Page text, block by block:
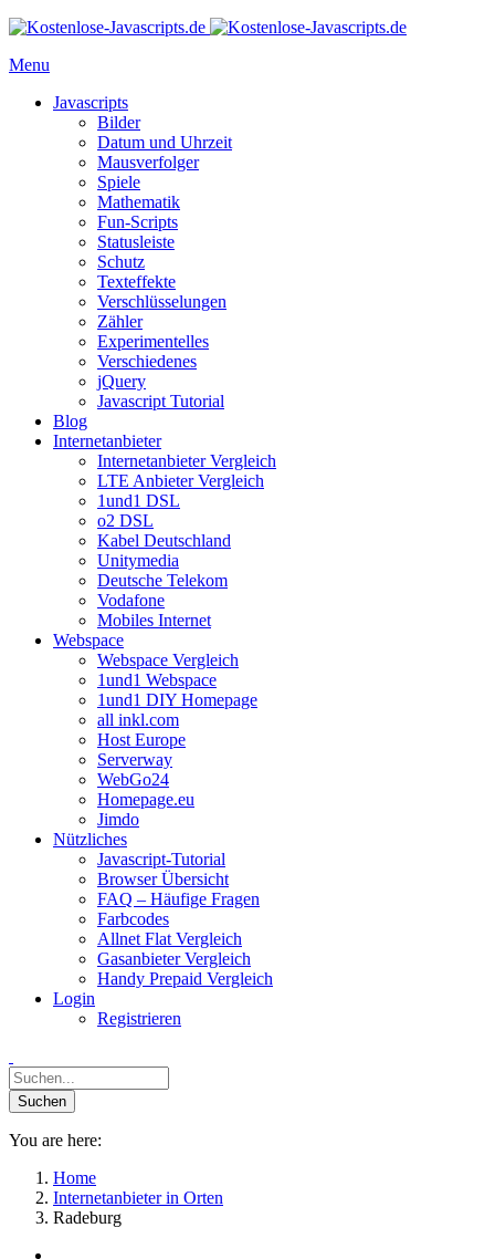
Menu
Javascripts
Bilder
Datum und Uhrzeit
Mausverfolger
Spiele
Mathematik
Fun-Scripts
Statusleiste
Schutz
Texteffekte
Verschlüsselungen
Zähler
Experimentelles
Verschiedenes
jQuery
Javascript Tutorial
Blog
Internetanbieter
Internetanbieter Vergleich
LTE Anbieter Vergleich
1und1 DSL
o2 DSL
Kabel Deutschland
Unitymedia
Deutsche Telekom
Vodafone
Mobiles Internet
Webspace
Webspace Vergleich
1und1 Webspace
1und1 DIY Homepage
all inkl.com
Host Europe
Serverway
WebGo24
Homepage.eu
Jimdo
Nützliches
Javascript-Tutorial
Browser Übersicht
FAQ – Häufige Fragen
Farbcodes
Allnet Flat Vergleich
Gasanbieter Vergleich
Handy Prepaid Vergleich
Login
Registrieren
You are here:
Home
Internetanbieter in Orten
Radeburg